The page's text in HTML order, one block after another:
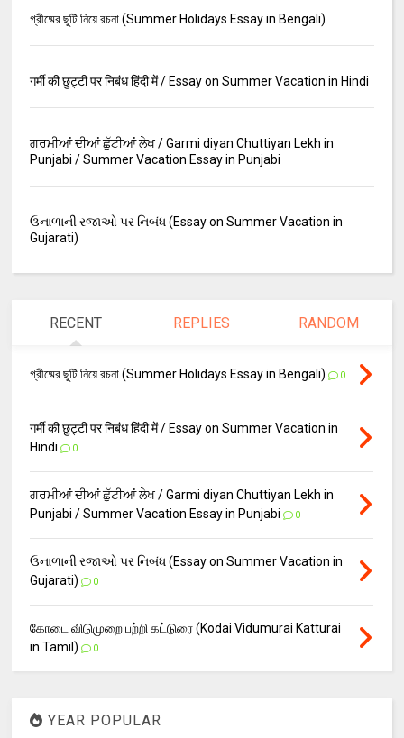
গ্রীষ্মের ছুটি নিয়ে রচনা (Summer Holidays Essay in Bengali)
गर्मी की छुट्टी पर निबंध हिंदी में / Essay on Summer Vacation in Hindi
ਗਰਮੀਆਂ ਦੀਆਂ ਛੁੱਟੀਆਂ ਲੇਖ / Garmi diyan Chuttiyan Lekh in
Punjabi / Summer Vacation Essay in Punjabi
ઉનાળાની રજાઓ પર નિબંધ (Essay on Summer Vacation in
Gujarati)
RECENT REPLIES RANDOM
গ্রীষ্মের ছুটি নিয়ে রচনা (Summer Holidays Essay in Bengali) 0
गर्मी की छुट्टी पर निबंध हिंदी में / Essay on Summer Vacation in
Hindi
0
ਗਰਮੀਆਂ ਦੀਆਂ ਛੁੱਟੀਆਂ ਲੇਖ / Garmi diyan Chuttiyan Lekh in
Punjabi / Summer Vacation Essay in Punjabi
0
ઉનાળાની રજાઓ પર નિબંધ (Essay on Summer Vacation in
Gujarati)
0
கோடை விடுமுறை பற்றி கட்டுரை (Kodai Vidumurai Katturai
in Tamil)
0
YEAR POPULAR